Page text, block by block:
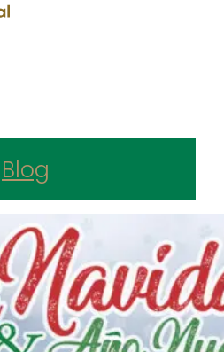
Blog